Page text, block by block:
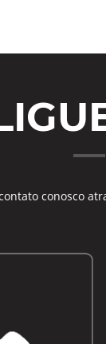
conosco